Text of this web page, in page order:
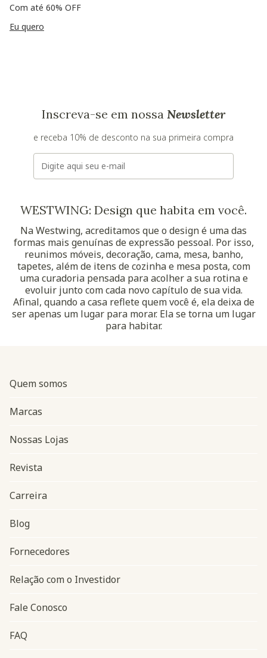
Com até 60% OFF
Eu quero
Inscreva-se em nossa Newsletter
e receba 10% de desconto na sua primeira compra
E-mail
WESTWING: Design que habita em você.
Na Westwing, acreditamos que o design é uma das
formas mais genuínas de expressão pessoal. Por isso,
reunimos móveis, decoração, cama, mesa, banho,
tapetes, além de itens de cozinha e mesa posta, com
uma curadoria pensada para acolher a sua rotina e
evoluir junto com cada novo capítulo de sua vida.
Afinal, quando a casa reflete quem você é, ela deixa de
ser apenas um lugar para morar. Ela se torna um lugar
para habitar.
Navegação do rodapé
Quem somos
Marcas
Nossas Lojas
Revista
Carreira
Blog
Fornecedores
Relação com o Investidor
Fale Conosco
FAQ